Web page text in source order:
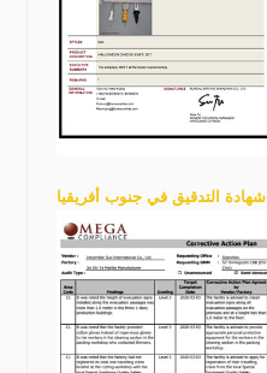
شهادة التدقيق في جنوب أفريقيا